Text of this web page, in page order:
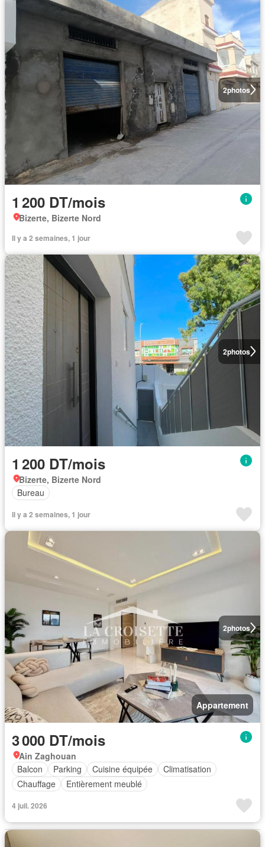
2photos
1 200 DT/mois
Bizerte, Bizerte Nord
Il y a 2 semaines, 1 jour
2photos
1 200 DT/mois
Bizerte, Bizerte Nord
Bureau
Il y a 2 semaines, 1 jour
2photos
Appartement
3 000 DT/mois
Ain Zaghouan
Balcon
Parking Cuisine équipée
Climatisation
Chauffage
Entièrement meublé
4 juil. 2026